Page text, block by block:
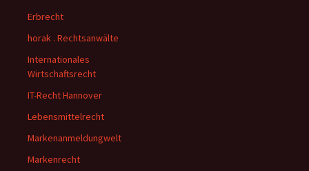
Erbrecht
horak . Rechtsanwälte
Internationales
Wirtschaftsrecht
IT-Recht Hannover
Lebensmittelrecht
Markenanmeldungwelt
Markenrecht